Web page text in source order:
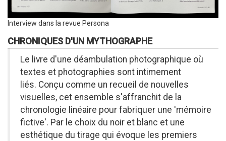
Légende
Interview dans la revue Persona
CHRONIQUES D'UN MYTHOGRAPHE
projet
Le livre d'une déambulation photographique où
textes et photographies sont intimement
liés. Conçu comme un recueil de nouvelles
visuelles, cet ensemble s'affranchit de la
chronologie linéaire pour fabriquer une 'mémoire
fictive'. Par le choix du noir et blanc et une
esthétique du tirage qui évoque les premiers